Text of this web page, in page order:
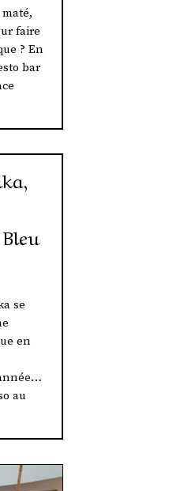
faire
? En
bar
se
en
au